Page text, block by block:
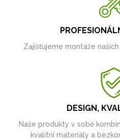
Zajišťujeme montáže
DESIGN,
Naše produkty v sobě
kvalitní materiály a